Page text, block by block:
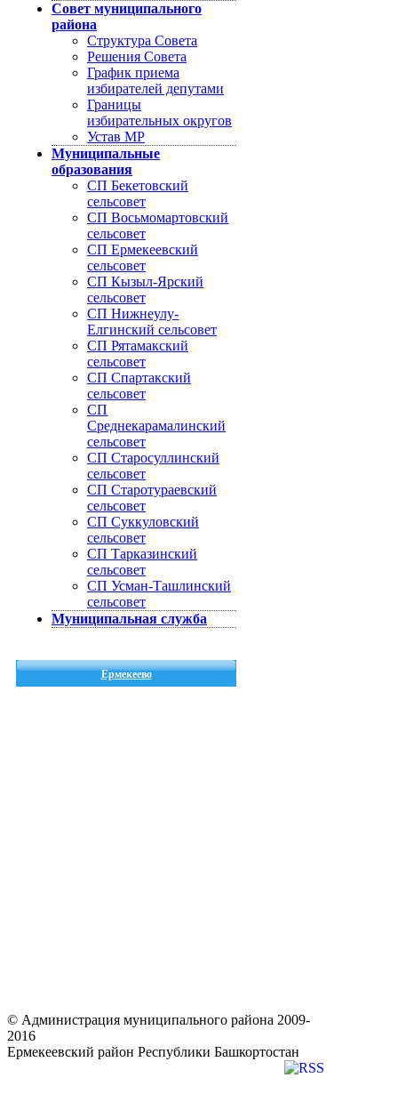
Совет муниципального
района
Структура Совета
Решения Совета
График приема
избирателей депутами
Границы
избирательных округов
Устав МР
Муниципальные
образования
СП Бекетовский
сельсовет
СП Восьмомартовский
сельсовет
СП Ермекеевский
сельсовет
СП Кызыл-Ярский
сельсовет
СП Нижнеулу-
Елгинский сельсовет
СП Рятамакский
сельсовет
СП Спартакский
сельсовет
СП
Среднекарамалинский
сельсовет
СП Старосуллинский
сельсовет
СП Старотураевский
сельсовет
СП Суккуловский
сельсовет
СП Тарказинский
сельсовет
СП Усман-Ташлинский
сельсовет
Муниципальная служба
Ермекеево
© Администрация муниципального района 2009-
2016
Ермекеевский район Республики Башкортостан